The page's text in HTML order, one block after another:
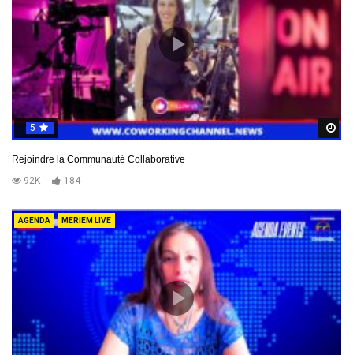
5
Rejoindre la Communauté Collaborative
92K
184
AGENDA MERIEM LIVE